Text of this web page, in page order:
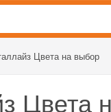
Цвета на выбор
Цвета